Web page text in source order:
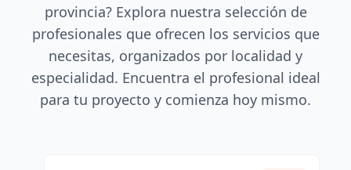
provincia? Explora nuestra selección de
profesionales que ofrecen los servicios que
necesitas, organizados por localidad y
especialidad. Encuentra el profesional ideal
para tu proyecto y comienza hoy mismo.